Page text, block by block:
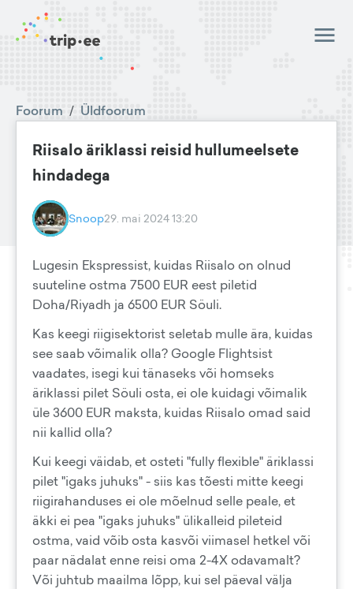
Foorum / Üldfoorum
Riisalo äriklassi reisid hullumeelsete
hindadega
Snoop29. mai 2024 13:20
Lugesin Ekspressist, kuidas Riisalo on olnud
suuteline ostma 7500 EUR eest piletid
Doha/Riyadh ja 6500 EUR Söuli.
Kas keegi riigisektorist seletab mulle ära, kuidas
see saab võimalik olla? Google Flightsist
vaadates, isegi kui tänaseks või homseks
äriklassi pilet Söuli osta, ei ole kuidagi võimalik
üle 3600 EUR maksta, kuidas Riisalo omad said
nii kallid olla?
Kui keegi väidab, et osteti "fully flexible" äriklassi
pilet "igaks juhuks" - siis kas tõesti mitte keegi
riigirahanduses ei ole mõelnud selle peale, et
äkki ei pea "igaks juhuks" ülikalleid pileteid
ostma, vaid võib osta kasvõi viimasel hetkel või
paar nädalat enne reisi oma 2-4X odavamalt?
Või juhtub maailma lõpp, kui sel päeval välja